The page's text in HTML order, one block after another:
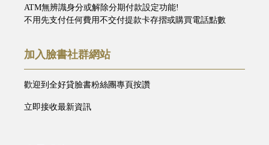
ATM無辨識身分或解除分期付款設定功能!
不用先支付任何費用不交付提款卡存摺或購買電話點數
加入臉書社群網站
歡迎到全好貸臉書粉絲團專頁按讚
立即接收最新資訊